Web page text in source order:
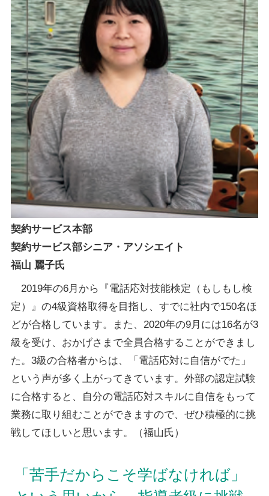
契約サービス本部
契約サービス部シニア・アソシエイト
福山 麗子氏
2019年の6月から『電話応対技能検定（もしもし検
定）』の4級資格取得を目指し、すでに社内で150名ほ
どが合格しています。また、2020年の9月には16名が3
級を受け、おかげさまで全員合格することができまし
た。3級の合格者からは、「電話応対に自信がでた」
という声が多く上がってきています。外部の認定試験
に合格すると、自分の電話応対スキルに自信をもって
業務に取り組むことができますので、ぜひ積極的に挑
戦してほしいと思います。（福山氏）
「苦手だからこそ学ばなければ」